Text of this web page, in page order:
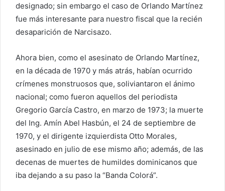
designado; sin embargo el caso de Orlando Martínez
fue más interesante para nuestro fiscal que la recién
desaparición de Narcisazo.
Ahora bien, como el asesinato de Orlando Martínez,
en la década de 1970 y más atrás, habían ocurrido
crímenes monstruosos que, soliviantaron el ánimo
nacional; como fueron aquellos del periodista
Gregorio García Castro, en marzo de 1973; la muerte
del Ing. Amín Abel Hasbún, el 24 de septiembre de
1970, y el dirigente izquierdista Otto Morales,
asesinado en julio de ese mismo año; además, de las
decenas de muertes de humildes dominicanos que
iba dejando a su paso la “Banda Colorá”.